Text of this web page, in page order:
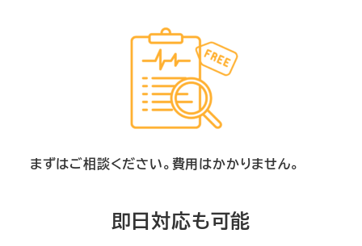
まずはご相談ください。費用はかかりません。
即日対応も可能